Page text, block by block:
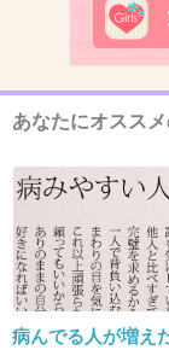
2014/05/07(水)
ブスに指摘
なんだね
14. 匿名2014/05/07(水)
女医さんは忙
あなたにオスス
病んでる人が増え